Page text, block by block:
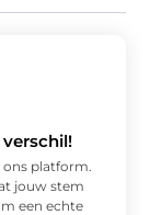
platform.
jouw stem
een echte